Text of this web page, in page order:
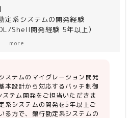
定系システムの開発経験
Shell開発経験 5年以上）
る。
ニケーションスキルに長けてい
スクの進捗管理、遅延時の報
・相談等の基本動作ができる。
more
ステムのマイグレーション開発
本設計から対応するバッチ制御
ステム開発をご担当いただきま
系システムの開発を5年以上ご
る方で、銀行勘定系システムの